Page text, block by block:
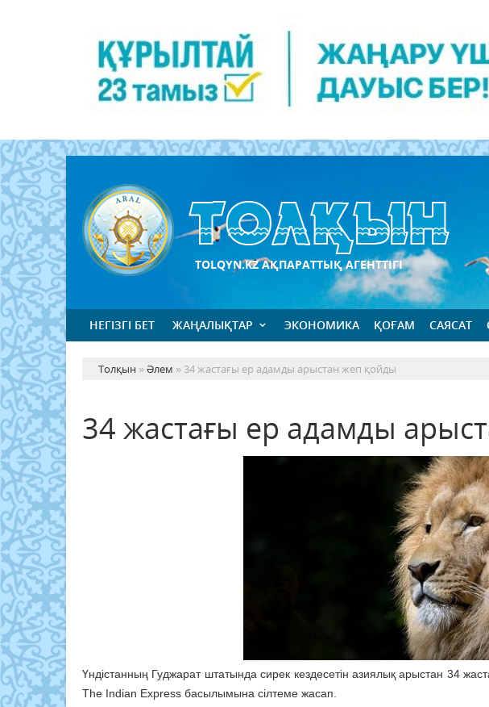
TOLQYN.KZ АҚПАРАТТЫҚ АГЕНТТІГІ
НЕГІЗГІ БЕТ ЖАҢАЛЫҚТАР ЭКОНОМИКА ҚОҒАМ САЯСАТ
Толқын »Әлем » 34 жастағы ер адамды арыстан жеп қойды
34 жастағы ер адамды
Үндістанның Гуджарат штатында сирек кездесетін азиялық арыстан 34
The Indian Express басылымына сілтеме жасап.